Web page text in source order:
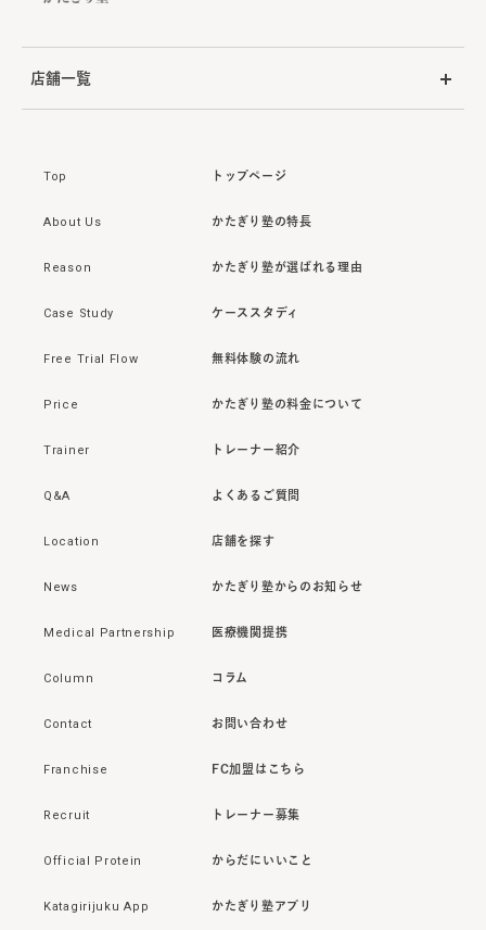
店舗一覧
Top トップページ
About Us かたぎり塾の特長
Reason かたぎり塾が選ばれる理由
Case Study ケーススタディ
Free Trial Flow 無料体験の流れ
Price かたぎり塾の料金について
Trainer トレーナー紹介
Q&A よくあるご質問
Location 店舗を探す
News かたぎり塾からのお知らせ
Medical Partnership 医療機関提携
Column コラム
Contact お問い合わせ
Franchise FC加盟はこちら
Recruit トレーナー募集
Official Protein からだにいいこと
Katagirijuku App かたぎり塾アプリ